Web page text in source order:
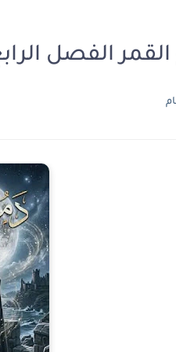
الرابع 4 بقلم عائشة